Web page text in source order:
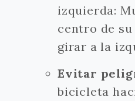
izquierda:
centro de
girar a la
Evitar
bicicleta